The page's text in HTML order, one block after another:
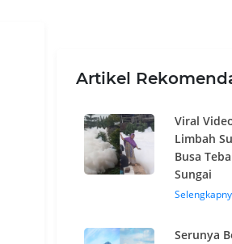
Artikel
Viral
Limbah
Busa
Sungai
Serunya